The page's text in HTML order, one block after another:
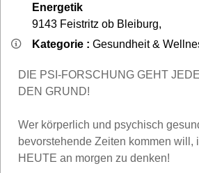
Energetik
9143 Feistritz ob Bleiburg,
Kategorie : Gesundheit &
DIE PSI-FORSCHUNG GEHT
DEN GRUND!
Wer körperlich und psychisch
bevorstehende Zeiten kommen will,
HEUTE an morgen zu denken!